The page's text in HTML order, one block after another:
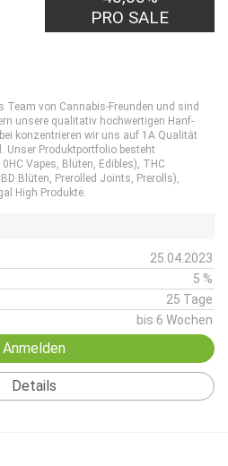
PRO SALE
von Cannabis-Freunden und sind
unsere qualitativ hochwertigen Hanf-
konzentrieren wir uns auf 1A Qualität
Unser Produktportfolio besteht
Vapes, Blüten, Edibles), THC
Blüten, Prerolled Joints, Prerolls),
High Produkte.
25.04.2023
5 %
25 Tage
bis 6 Wochen
Anmelden
Details